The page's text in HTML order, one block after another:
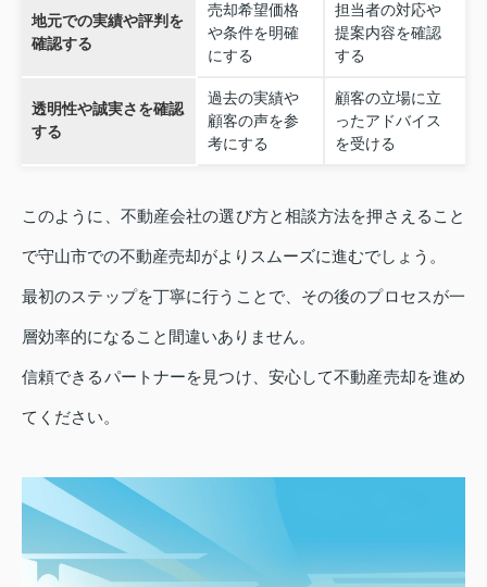
地元での実績や評判を
確認する
売却希望価格
や条件を明確
にする
担当者の対応や
提案内容を確認
する
透明性や誠実さを確認
する
過去の実績や
顧客の声を参
考にする
顧客の立場に立
ったアドバイス
を受ける
このように、不動産会社の選び方と相談方法を押さえること
で守山市での不動産売却がよりスムーズに進むでしょう。
最初のステップを丁寧に行うことで、その後のプロセスが一
層効率的になること間違いありません。
信頼できるパートナーを見つけ、安心して不動産売却を進め
てください。